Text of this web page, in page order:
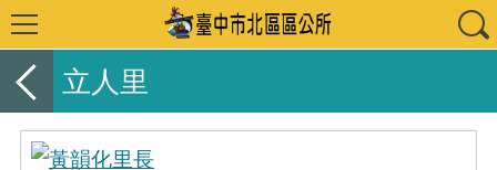
立人里